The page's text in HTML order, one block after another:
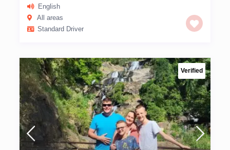
English
All areas
Standard Driver
Verified